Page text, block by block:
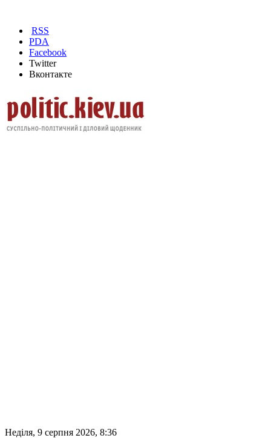
RSS
PDA
Facebook
Twitter
Вконтакте
Неділя, 9 серпня 2026, 8:36